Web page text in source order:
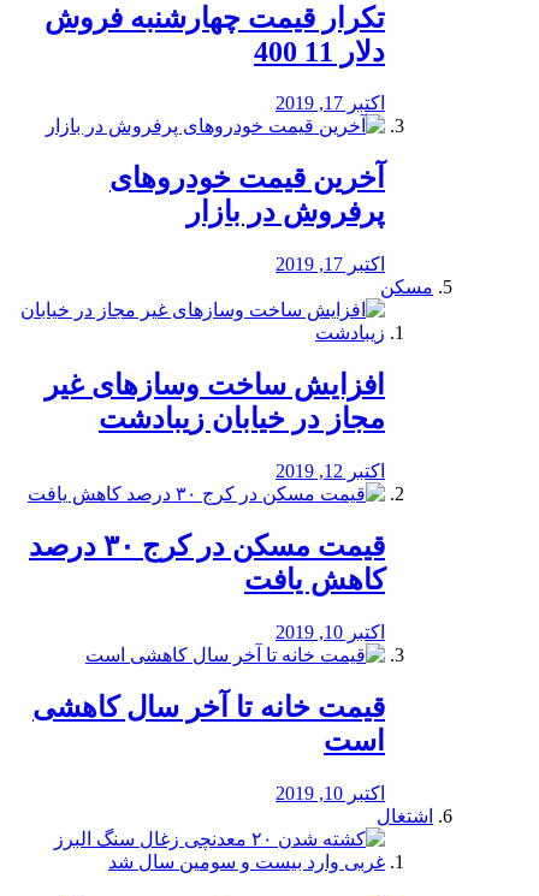
تکرار قیمت چهارشنبه فروش
دلار 11 400
اکتبر 17, 2019
آخرین قیمت خودرو‌های
پرفروش در بازار
اکتبر 17, 2019
مسکن
افزایش ساخت وسازهای غیر
مجاز در خیابان زیبادشت
اکتبر 12, 2019
️قیمت مسکن در کرج ۳۰ درصد
کاهش یافت
اکتبر 10, 2019
قیمت خانه تا آخر سال کاهشی
است
اکتبر 10, 2019
اشتغال